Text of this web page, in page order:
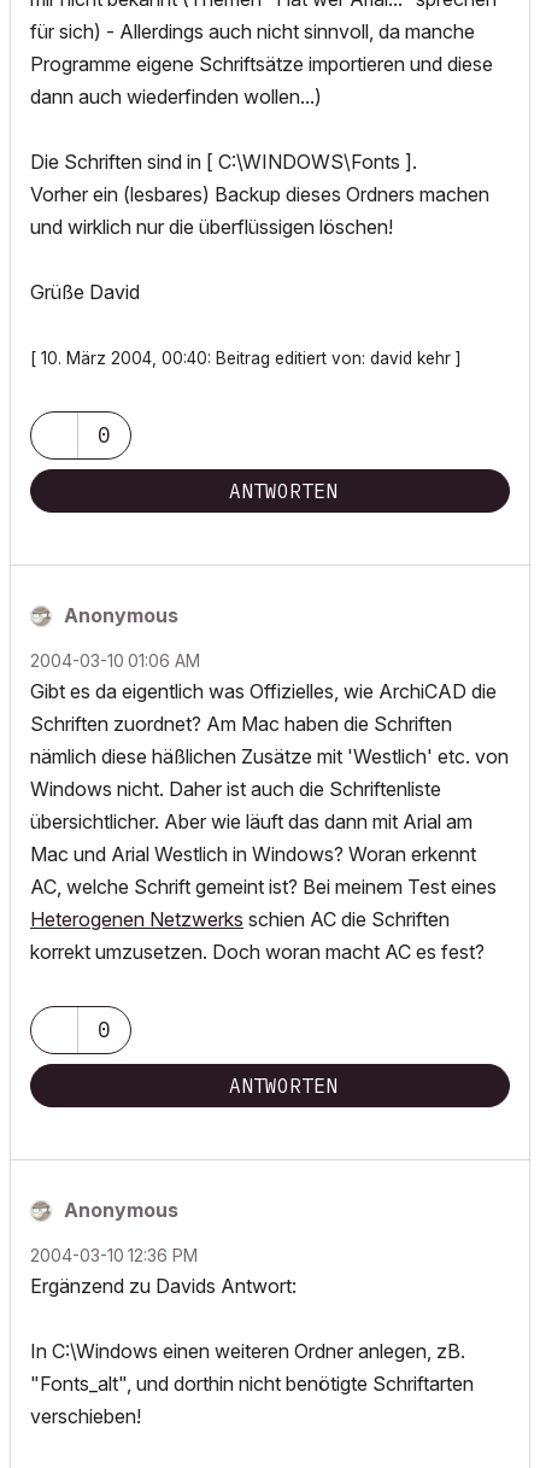
für sich) - Allerdings auch nicht sinnvoll, da manche
Programme eigene Schriftsätze importieren und diese
dann auch wiederfinden wollen...)
Die Schriften sind in [ C:\WINDOWS\Fonts ].
Vorher ein (lesbares) Backup dieses Ordners machen
und wirklich nur die überflüssigen löschen!
Grüße David
[ 10. März 2004, 00:40: Beitrag editiert von: david kehr ]
0
ANTWORTEN
Anonymous
‎2004-03-10 01:06 AM
Gibt es da eigentlich was Offizielles, wie ArchiCAD die
Schriften zuordnet? Am Mac haben die Schriften
nämlich diese häßlichen Zusätze mit 'Westlich' etc. von
Windows nicht. Daher ist auch die Schriftenliste
übersichtlicher. Aber wie läuft das dann mit Arial am
Mac und Arial Westlich in Windows? Woran erkennt
AC, welche Schrift gemeint ist? Bei meinem Test eines
Heterogenen Netzwerks schien AC die Schriften
korrekt umzusetzen. Doch woran macht AC es fest?
0
ANTWORTEN
Anonymous
‎2004-03-10 12:36 PM
Ergänzend zu Davids Antwort:
In C:\Windows einen weiteren Ordner anlegen, zB.
"Fonts_alt", und dorthin nicht benötigte Schriftarten
verschieben!